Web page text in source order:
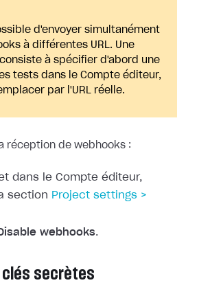
d'envoyer simultanément
à différentes URL. Une
à spécifier d'abord une
tests dans le Compte éditeur,
par l'URL réelle.
réception de webhooks :
dans le Compte éditeur,
section Project settings >
Disable webhooks.
clés secrètes